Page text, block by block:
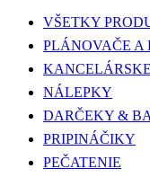
VŠETKY
PLÁNOVAČE A
NÁLEPKY
DARČEKY &
PRIPINÁČIKY
PEČATENIE